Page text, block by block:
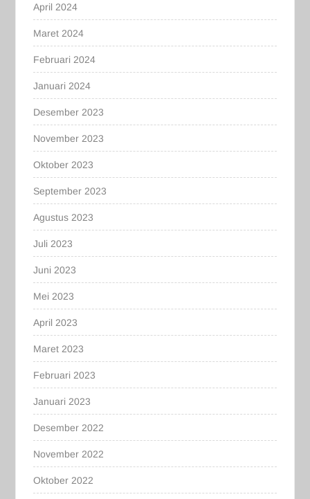
April 2024
Maret 2024
Februari 2024
Januari 2024
Desember 2023
November 2023
Oktober 2023
September 2023
Agustus 2023
Juli 2023
Juni 2023
Mei 2023
April 2023
Maret 2023
Februari 2023
Januari 2023
Desember 2022
November 2022
Oktober 2022